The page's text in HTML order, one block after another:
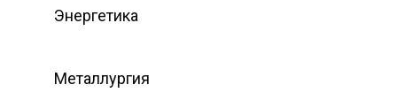
Энергетика
Металлургия